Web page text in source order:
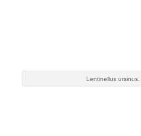
Lentinellus ursinus.